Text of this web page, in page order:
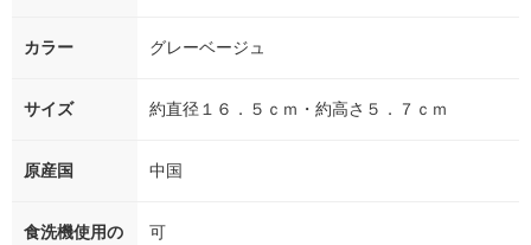
カラー グレーベージュ
サイズ 約直径１６．５ｃｍ・約高さ５．７ｃｍ
原産国 中国
食洗機使用の
可